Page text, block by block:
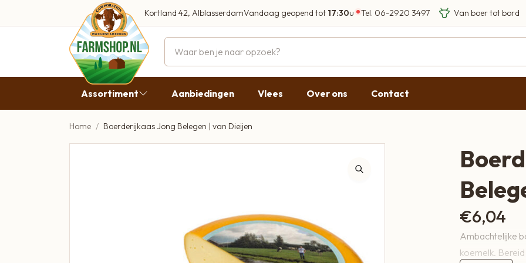
Kortland 42, AlblasserdamVandaag geopend tot 17:30u
Woensdag 09:00 - 17:30
Vrijdag 09:00 - 18:00
09:00 - 17:30
Tel. 06-2920 3497
Eigen Limousin
Eerlijke
Assortiment Aanbiedingen Vlees Over ons Contact
Home Boerderijkaas Jong Belegen | van Dieijen
€6,04
Ambachtelijke
koemelk.